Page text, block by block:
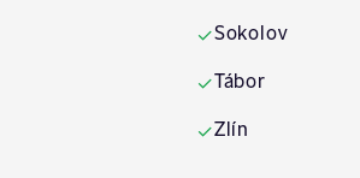
✓Sokolov
✓Tábor
✓Zlín